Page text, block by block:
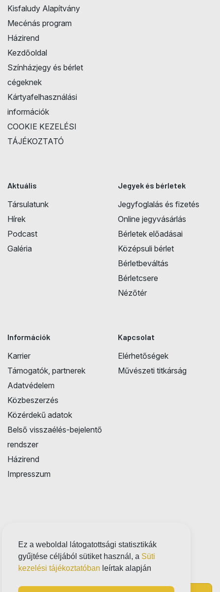
Ez a weboldal látogatottsági statisztikák
gyűjtése céljából sütiket használ, a Süti
kezelési tájékoztatóban leírtak alapján
Kisfaludy Alapítvány
Mecénás program
Házirend
Kezdőoldal
Színházjegy és bérlet
cégeknek
Kártyafelhasználási
információk
COOKIE KEZELÉSI
TÁJÉKOZTATÓ
Aktuális
Társulatunk
Hírek
Podcast
Galéria
Jegyek és bérletek
Jegyfoglalás és fizetés
Online jegyvásárlás
Bérletek előadásai
Középsuli bérlet
Bérletbeváltás
Bérletcsere
Nézőtér
Információk
Karrier
Támogatók, partnerek
Adatvédelem
Közbeszerzés
Közérdekű adatok
Belső visszaélés-bejelentő
rendszer
Házirend
Impresszum
Kapcsolat
Elérhetőségek
Művészeti titkárság
Próbatábla